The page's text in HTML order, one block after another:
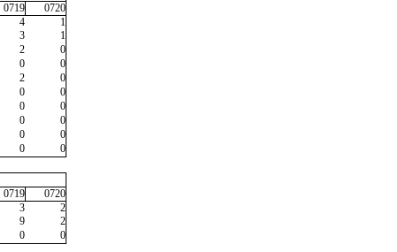
0719
0720
4
1
3
1
2
0
0
0
2
0
0
0
0
0
0
0
0
0
0
0
0719
0720
3
2
9
2
0
0